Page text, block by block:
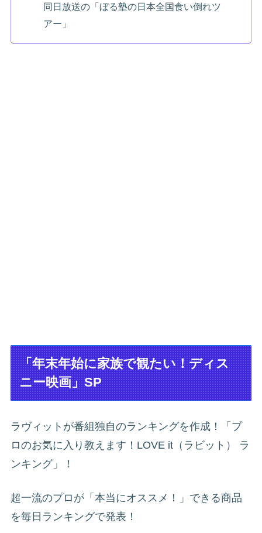
同日放送の「ぼる塾の日本全国食い倒れツ
アー」
「年末年始に家族で観たい！ディス
ニー映画」SP
ラヴィットが番組独自のランキングを作成！「プ
ロのお気に入り教えます！LOVE it（ラビット） ラ
ンキング」！
超一流のプロが「本当にオススメ！」できる商品
を毎日ランキングで発表！